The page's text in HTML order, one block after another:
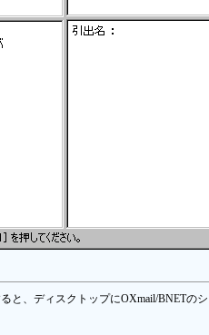
と、ディスクトップにOXmail/BNETの